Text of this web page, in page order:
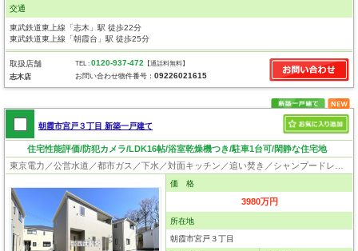
交通
東武鉄道東上線「志木」駅 徒歩22分
東武鉄道東上線「朝霞台」駅 徒歩25分
取扱店舗
志木店
TEL :0120-937-472 【通話料無料】
お問い合わせ物件番号：09226021615
朝霞市宮戸３丁目 新築一戸建て
住宅性能評価/防犯カメラ/LDK16帖/浴室乾燥機つき/駐車1台可/閑静な住宅地
価 格
3980万円
所在地
朝霞市宮戸３丁目